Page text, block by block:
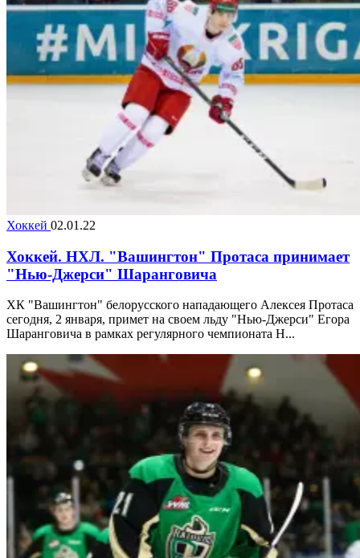
Хоккей 02.01.22
Хоккей. НХЛ. "Вашингтон" Протаса принимает
"Нью-Джерси" Шаранговича
ХК "Вашингтон" белорусского нападающего Алексея Протаса
сегодня, 2 января, примет на своем льду "Нью-Джерси" Егора
Шаранговича в рамках регулярного чемпионата Н...